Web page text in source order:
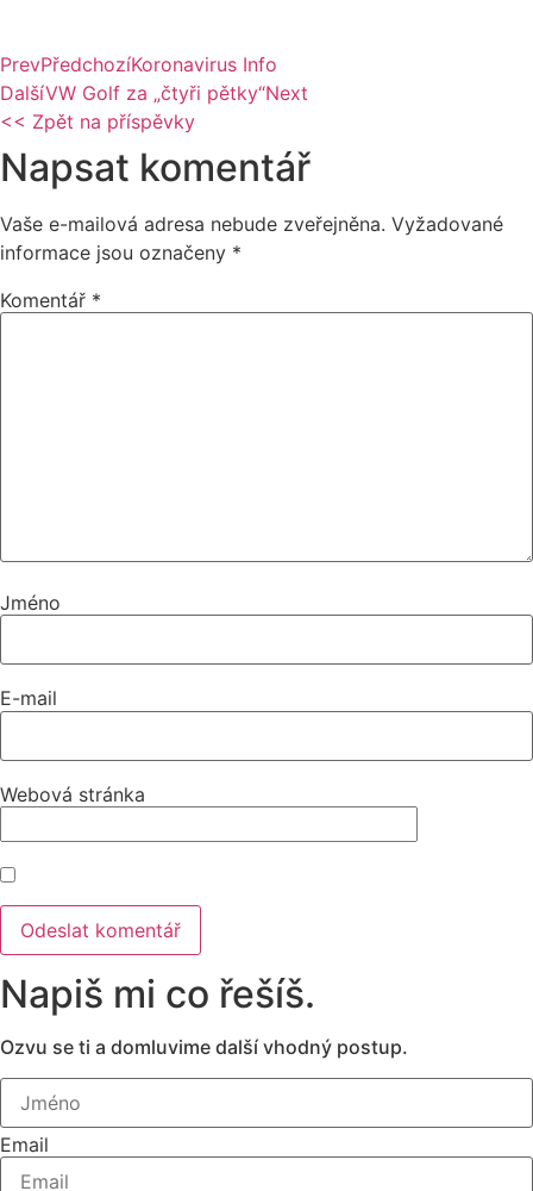
PrevPředchozíKoronavirus Info
DalšíVW Golf za „čtyři pětky“Next
<< Zpět na příspěvky
Napsat komentář
Vaše e-mailová adresa nebude zveřejněna. Vyžadované
informace jsou označeny *
Komentář *
Jméno
E-mail
Webová stránka
Napiš mi co řešíš.
Ozvu se ti a domluvime další vhodný postup.
Email